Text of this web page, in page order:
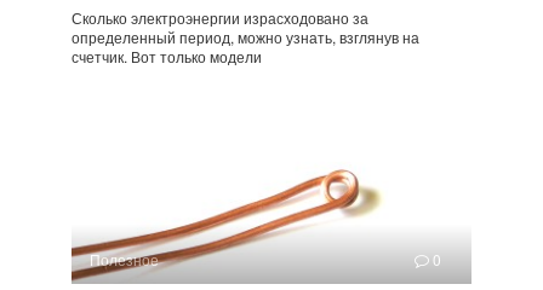
Сколько электроэнергии израсходовано за
определенный период, можно узнать, взглянув на
счетчик. Вот только модели
Полезное 0